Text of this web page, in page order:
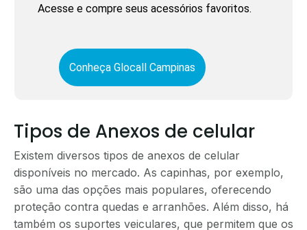
Acesse e compre seus acessórios favoritos.
Conheça Glocall Campinas
Tipos de Anexos de celular
Existem diversos tipos de anexos de celular
disponíveis no mercado. As capinhas, por exemplo,
são uma das opções mais populares, oferecendo
proteção contra quedas e arranhões. Além disso, há
também os suportes veiculares, que permitem que os